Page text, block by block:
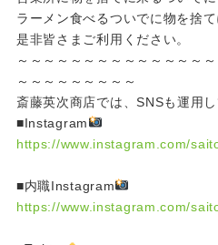
ラーメン食べるついでに物を捨て
是非皆さまご利用ください。
～～～～～～～～～～～～～～
～～～～～～～～～
斎藤英次商店では、SNSも運用
■Instagram
https://www.instagram.com/
■内職Instagram
https://www.instagram.com/